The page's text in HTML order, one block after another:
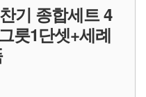
기 종합세트 4
릇1단셋+세례